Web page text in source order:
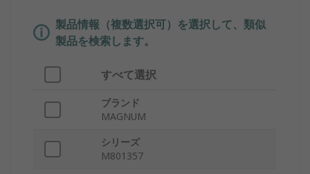
製品情報（複数選択可）を選択して、類似
製品を検索します。
すべて選択
ブランド
MAGNUM
シリーズ
M801357